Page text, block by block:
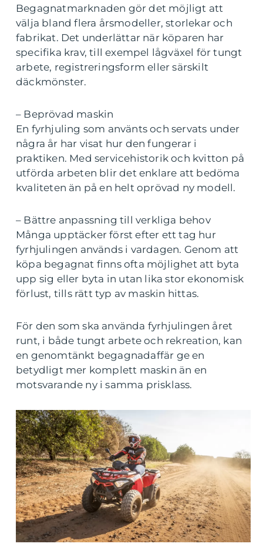
Begagnatmarknaden gör det möjligt att
välja bland flera årsmodeller, storlekar och
fabrikat. Det underlättar när köparen har
specifika krav, till exempel lågväxel för tungt
arbete, registreringsform eller särskilt
däckmönster.
– Beprövad maskin
En fyrhjuling som använts och servats under
några år har visat hur den fungerar i
praktiken. Med servicehistorik och kvitton på
utförda arbeten blir det enklare att bedöma
kvaliteten än på en helt oprövad ny modell.
– Bättre anpassning till verkliga behov
Många upptäcker först efter ett tag hur
fyrhjulingen används i vardagen. Genom att
köpa begagnat finns ofta möjlighet att byta
upp sig eller byta in utan lika stor ekonomisk
förlust, tills rätt typ av maskin hittas.
För den som ska använda fyrhjulingen året
runt, i både tungt arbete och rekreation, kan
en genomtänkt begagnadaffär ge en
betydligt mer komplett maskin än en
motsvarande ny i samma prisklass.